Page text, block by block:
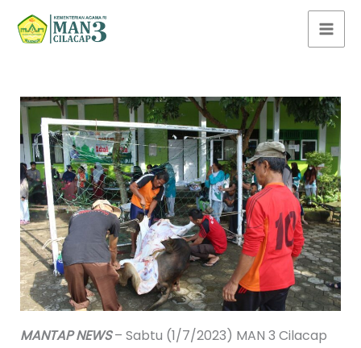
Lewati
MANTAP NEWS– Sabtu (1/7/2023) MAN 3 Cilacap